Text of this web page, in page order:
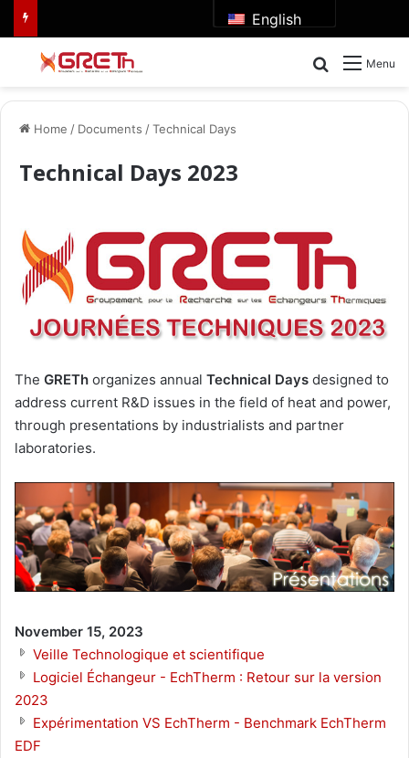
English
Menu
Search for
Home / Documents /Technical Days
Technical Days 2023
The GRETh organizes annual Technical Days designed to
address current R&D issues in the field of heat and power,
through presentations by industrialists and partner
laboratories.
November 15, 2023
Veille Technologique et scientifique
Logiciel Échangeur - EchTherm : Retour sur la version
2023
Expérimentation VS EchTherm - Benchmark EchTherm
EDF